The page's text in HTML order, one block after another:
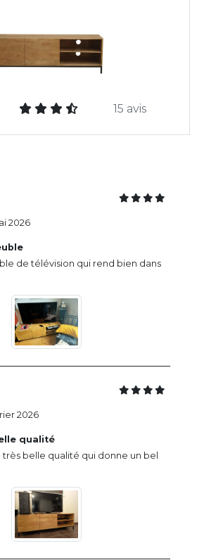
15 avis
de télévision qui rend bien dans
2026
qualité
belle qualité qui donne un bel
2026